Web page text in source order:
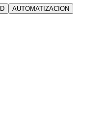
AUTOMATIZACION